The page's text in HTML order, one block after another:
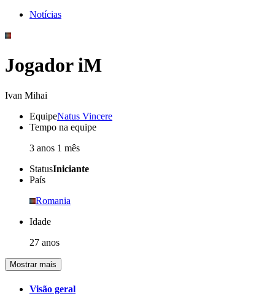
Notícias
Jogador iM
Ivan Mihai
EquipeNatus Vincere
Tempo na equipe
3 anos 1 mês
StatusIniciante
País
Romania
Idade
27 anos
Mostrar mais
Visão geral